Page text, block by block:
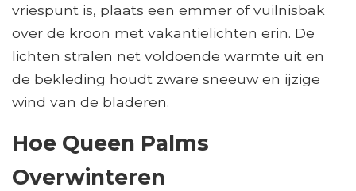
vriespunt is, plaats een emmer of vuilnisbak
over de kroon met vakantielichten erin. De
lichten stralen net voldoende warmte uit en
de bekleding houdt zware sneeuw en ijzige
wind van de bladeren.
Hoe Queen Palms
Overwinteren